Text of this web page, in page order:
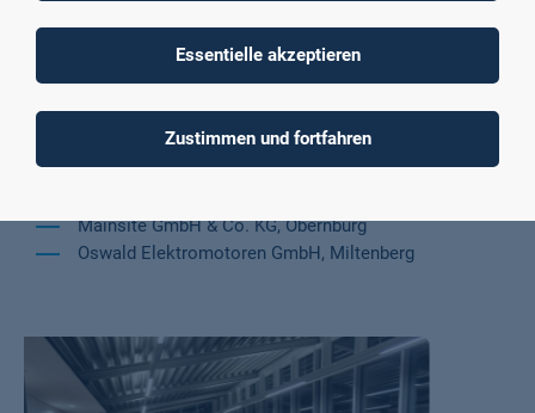
Ernst und Christine Herlein Stiftung, Aschaffenburg)
Hier die Stiftenden der Auszeichnungen noch einmal
alphabetisch im Überblick:
Dr. Ernst und Christine Herlein Stiftung, Aschaffenburg
Mainsite GmbH & Co. KG, Obernburg
Oswald Elektromotoren GmbH, Miltenberg
Essentielle akzeptieren
Zustimmen und fortfahren